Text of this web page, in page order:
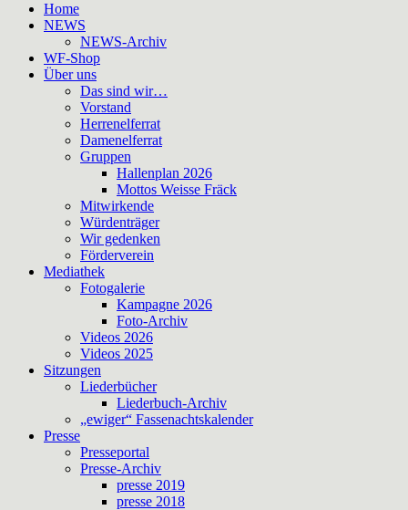
Home
NEWS
NEWS-Archiv
WF-Shop
Über uns
Das sind wir…
Vorstand
Herrenelferrat
Damenelferrat
Gruppen
Hallenplan 2026
Mottos Weisse Fräck
Mitwirkende
Würdenträger
Wir gedenken
Förderverein
Mediathek
Fotogalerie
Kampagne 2026
Foto-Archiv
Videos 2026
Videos 2025
Sitzungen
Liederbücher
Liederbuch-Archiv
„ewiger“ Fassenachtskalender
Presse
Presseportal
Presse-Archiv
presse 2019
presse 2018